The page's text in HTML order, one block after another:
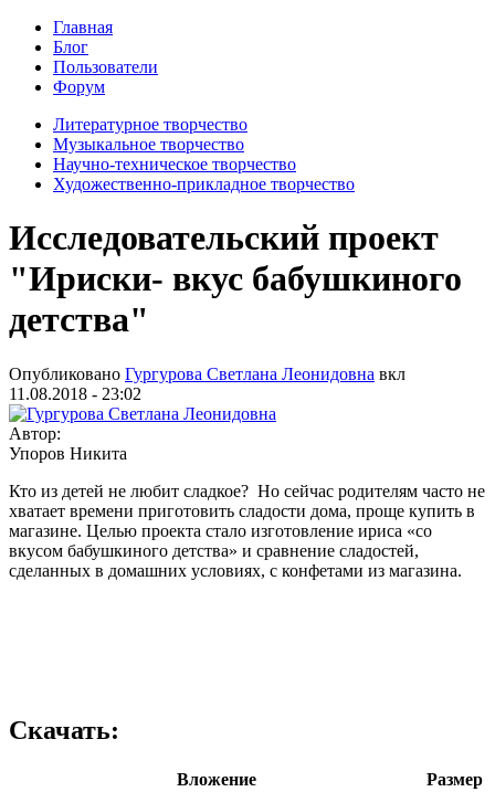
Главная
Блог
Пользователи
Форум
Литературное творчество
Музыкальное творчество
Научно-техническое творчество
Художественно-прикладное творчество
Исследовательский проект
"Ириски- вкус бабушкиного
детства"
Опубликовано Гургурова Светлана Леонидовна вкл
11.08.2018 - 23:02
Автор:
Упоров Никита
Кто из детей не любит сладкое? Но сейчас родителям часто не
хватает времени приготовить сладости дома, проще купить в
магазине. Целью проекта стало изготовление ириса «со
вкусом бабушкиного детства» и сравнение сладостей,
сделанных в домашних условиях, с конфетами из магазина.
Скачать:
Вложение
Размер